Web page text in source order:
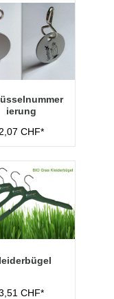
ierung
2,07 CHF*
CHF*